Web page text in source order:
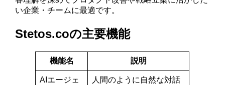
い企業・チームに最適です。
Stetos.coの主要機能
機能名 説明
AIエージェ
人間のように自然な対話